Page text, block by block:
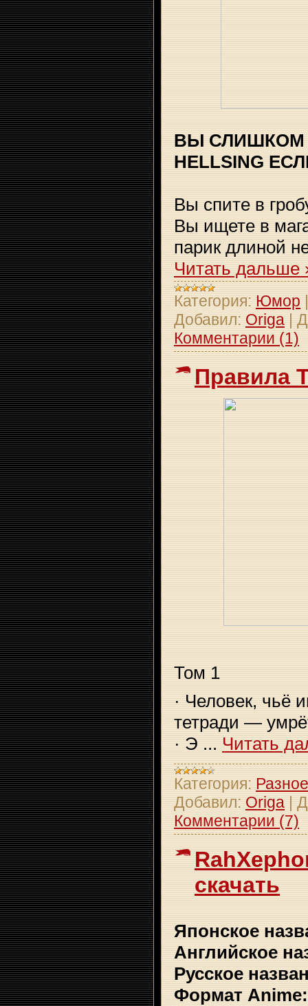
ВЫ СЛИШКОМ
HELLSING
Вы спите в
Вы ищете в
парик длиной
Читать дальше
Категория: Юмор
Добавил: Origa |
Комментарии (1)
Правила
Том 1
· Человек, чьё
тетради —
· Э ... Читать
Категория: Разное
Добавил: Origa |
Комментарии (7)
скачать
Японское
Английское
Русское
Формат Anime: